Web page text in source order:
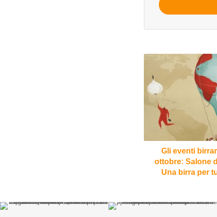
mail
birrari
della
seconda
ottobre:
Salone
Gusto,
birra
Gli eventi
ottobre: Salone
Una birra per